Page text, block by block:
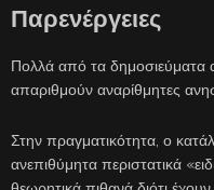
Παρενέργειες
Πολλά από τα δημοσιεύματα
απαριθμούν αναρίθμητες
Στην πραγματικότητα, ο
ανεπιθύμητα περιστατικά